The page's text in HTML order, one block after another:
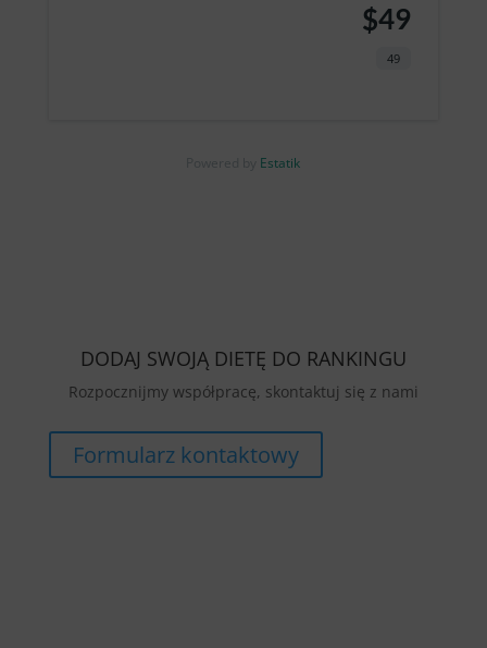
$49
49
Powered by Estatik
DODAJ SWOJĄ DIETĘ DO RANKINGU
Rozpocznijmy współpracę, skontaktuj się z nami
Formularz kontaktowy